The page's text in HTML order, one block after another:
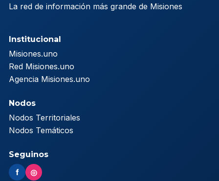
La red de información más grande de Misiones
Institucional
Misiones.uno
Red Misiones.uno
Agencia Misiones.uno
Nodos
Nodos Territoriales
Nodos Temáticos
Seguinos
f ◎